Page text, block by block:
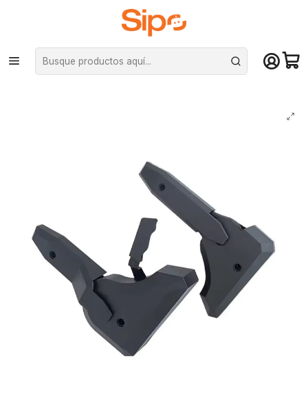
¡Compra hasta mediodía y recibe hoy! De lunes a sábado en el gran
Santiago. Envío gratis desde $29.990
Inicio Computación y Gamers Sillas y Escritorios
Repuestos para sillas
Tapas protectoras para Ajustador de ángulo Silla Escritorio